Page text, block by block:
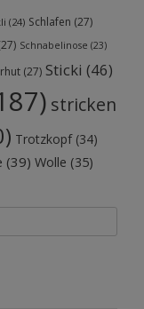
(24) Schlafen (27)
Schnabelinose (23)
(27) Sticki (46)
stricken
Trotzkopf(34)
(39) Wolle (35)